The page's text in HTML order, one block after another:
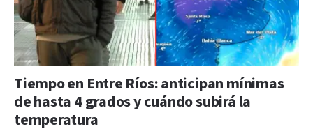
Tiempo en Entre Ríos: anticipan mínimas
de hasta 4 grados y cuándo subirá la
temperatura